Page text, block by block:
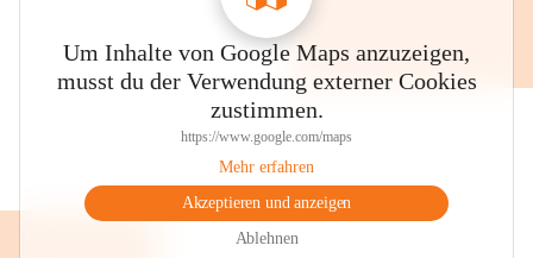
Um Inhalte von Google Maps anzuzeigen,
musst du der Verwendung externer Cookies
zustimmen.
https://www.google.com/maps
Mehr erfahren
Akzeptieren und anzeigen
Ablehnen